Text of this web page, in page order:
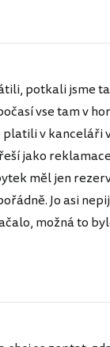
potkali jsme
vse tam v
v kanceláři
jako
měl jen
Jo asi
možná to